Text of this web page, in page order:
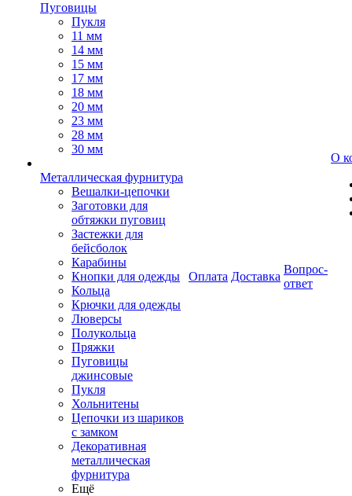
Пуговицы
Пукля
11 мм
14 мм
15 мм
17 мм
18 мм
20 мм
23 мм
28 мм
30 мм
Металлическая фурнитура
Вешалки-цепочки
Заготовки для
обтяжки пуговиц
Застежки для
бейсболок
Карабины
Кнопки для одежды
Кольца
Крючки для одежды
Люверсы
Полукольца
Пряжки
Пуговицы
джинсовые
Пукля
Хольнитены
Цепочки из шариков
с замком
Декоративная
металлическая
фурнитура
Ещё
Оплата Доставка
Вопрос-
ответ
О